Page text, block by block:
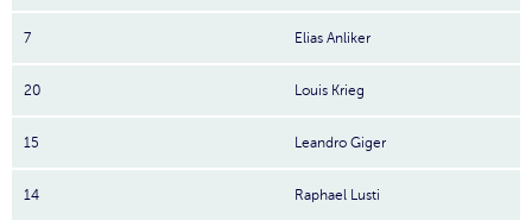
7 Elias Anliker
20 Louis Krieg
15 Leandro Giger
14 Raphael Lusti